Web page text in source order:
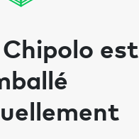
est